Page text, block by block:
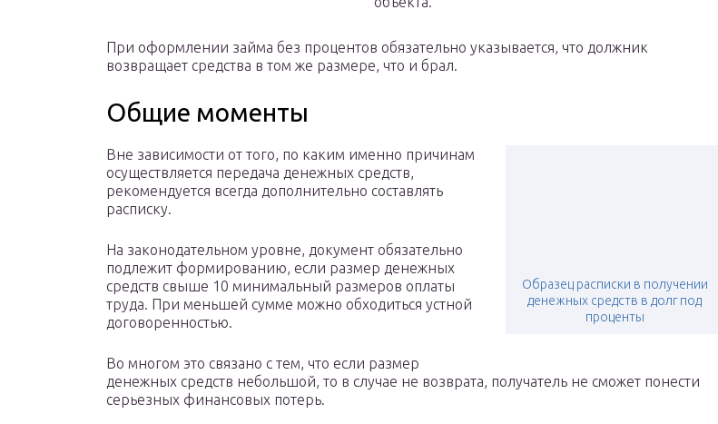
При оформлении займа без процентов обязательно указывается, что должник
возвращает средства в том же размере, что и брал.
Общие моменты
Образец расписки в получении
денежных средств в долг под
проценты
Вне зависимости от того, по каким именно причинам
осуществляется передача денежных средств,
рекомендуется всегда дополнительно составлять
расписку.
На законодательном уровне, документ обязательно
подлежит формированию, если размер денежных
средств свыше 10 минимальный размеров оплаты
труда. При меньшей сумме можно обходиться устной
договоренностью.
Во многом это связано с тем, что если размер
денежных средств небольшой, то в случае не возврата, получатель не сможет понести
серьезных финансовых потерь.